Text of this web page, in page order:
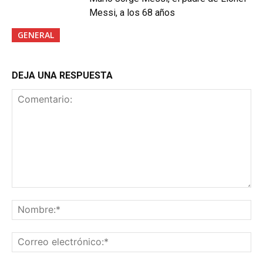
GENERAL
Messi, a los 68 años
DEJA UNA RESPUESTA